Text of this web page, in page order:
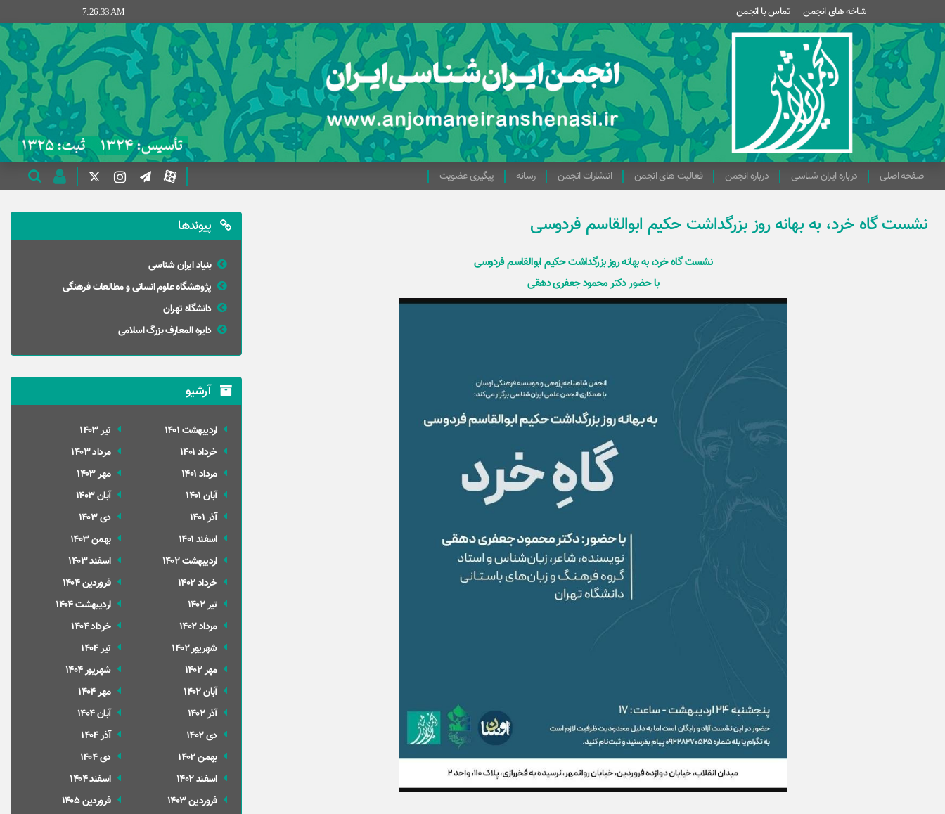
شاخه های انجمن تماس با انجمن 7:26:33 AM
صفحه اصلی درباره ایران شناسی درباره انجمن فعالیت های انجمن انتشارات انجمن رسانه پیگیری عضویت
پیوندها
بنیاد ایران شناسی
پژوهشگاه علوم انسانی و مطالعات فرهنگی
دانشگاه تهران
دایره المعارف بزرگ اسلامی
آرشیو
ارديبهشت 1401
خرداد 1401
مرداد 1401
آبان 1401
آذر 1401
اسفند 1401
ارديبهشت 1402
خرداد 1402
تير 1402
مرداد 1402
شهریور 1402
مهر 1402
آبان 1402
آذر 1402
دی 1402
بهمن 1402
اسفند 1402
فروردین 1403
تير 1403
مرداد 1403
مهر 1403
آبان 1403
دی 1403
بهمن 1403
اسفند 1403
فروردین 1404
ارديبهشت 1404
خرداد 1404
تير 1404
شهریور 1404
مهر 1404
آبان 1404
آذر 1404
دی 1404
اسفند 1404
فروردین 1405
نشست گاه خرد، به بهانه روز بزرگداشت حکیم ابوالقاسم فردوسی
نشست گاه خرد، به بهانه روز بزرگداشت حکیم ابوالقاسم فردوسی
با حضور دکتر محمود جعفری دهقی